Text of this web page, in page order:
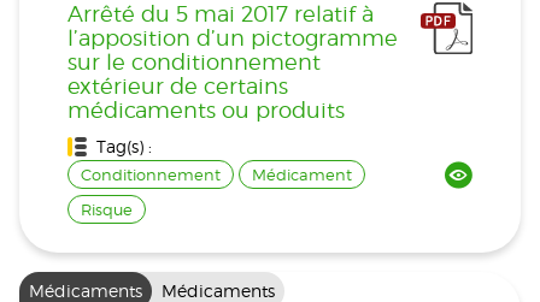
Arrêté du 5 mai 2017 relatif à
l’apposition d’un pictogramme
sur le conditionnement
extérieur de certains
médicaments ou produits
Tag(s) :
Conditionnement
Médicament
Risque
Médicaments Médicaments